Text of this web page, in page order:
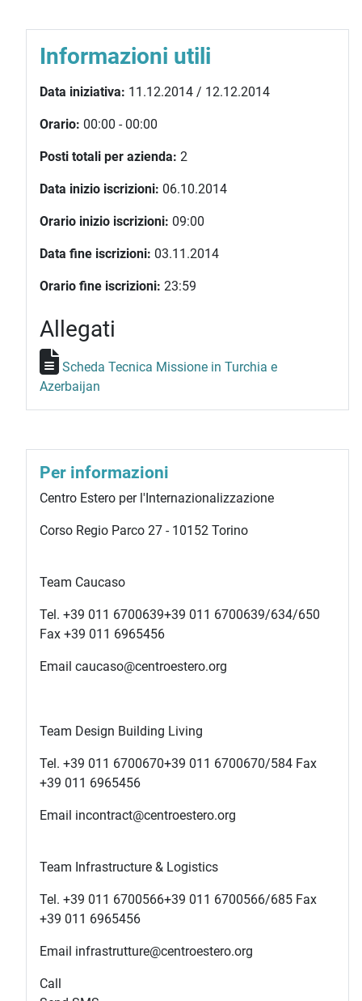
Informazioni utili
Data iniziativa: 11.12.2014 / 12.12.2014
Orario: 00:00 - 00:00
Posti totali per azienda: 2
Data inizio iscrizioni: 06.10.2014
Orario inizio iscrizioni: 09:00
Data fine iscrizioni: 03.11.2014
Orario fine iscrizioni: 23:59
Allegati
Scheda Tecnica Missione in Turchia e
Azerbaijan
Per informazioni
Centro Estero per l'Internazionalizzazione
Corso Regio Parco 27 - 10152 Torino
Team Caucaso
Tel. +39 011 6700639+39 011 6700639/634/650
Fax +39 011 6965456
Email caucaso@centroestero.org
Team Design Building Living
Tel. +39 011 6700670+39 011 6700670/584 Fax
+39 011 6965456
Email incontract@centroestero.org
Team Infrastructure & Logistics
Tel. +39 011 6700566+39 011 6700566/685 Fax
+39 011 6965456
Email infrastrutture@centroestero.org
Call